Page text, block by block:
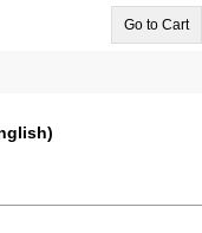
Go to Cart